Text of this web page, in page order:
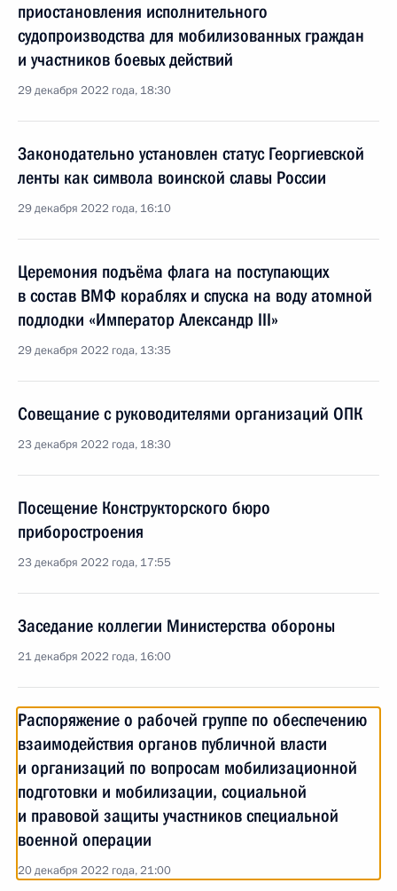
приостановления исполнительного
судопроизводства для мобилизованных граждан
и участников боевых действий
29 декабря 2022 года, 18:30
Законодательно установлен статус Георгиевской
ленты как символа воинской славы России
29 декабря 2022 года, 16:10
Церемония подъёма флага на поступающих
в состав ВМФ кораблях и спуска на воду атомной
подлодки «Император Александр III»
29 декабря 2022 года, 13:35
Совещание с руководителями организаций ОПК
23 декабря 2022 года, 18:30
Посещение Конструкторского бюро
приборостроения
23 декабря 2022 года, 17:55
Заседание коллегии Министерства обороны
21 декабря 2022 года, 16:00
Распоряжение о рабочей группе по обеспечению
взаимодействия органов публичной власти
и организаций по вопросам мобилизационной
подготовки и мобилизации, социальной
и правовой защиты участников специальной
военной операции
20 декабря 2022 года, 21:00